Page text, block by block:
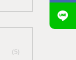
(5)